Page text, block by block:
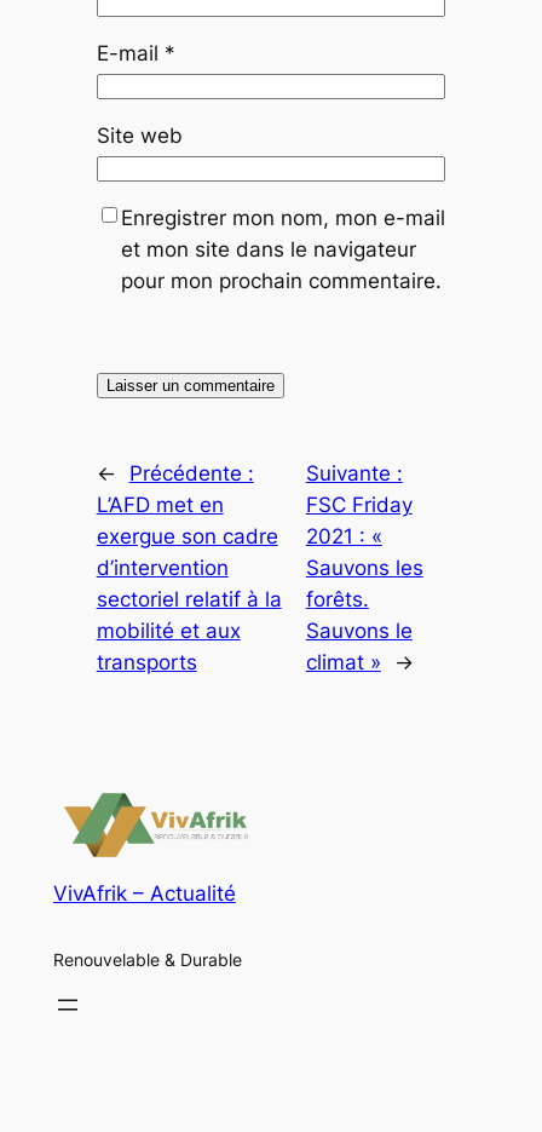
E-mail *
Site web
Enregistrer mon nom, mon e-mail
et mon site dans le navigateur
pour mon prochain commentaire.
←
Précédente :
L’AFD met en
exergue son cadre
d’intervention
sectoriel relatif à la
mobilité et aux
transports
Suivante :
FSC Friday
2021 : «
Sauvons les
forêts.
Sauvons le
climat »
→
VivAfrik – Actualité
Renouvelable & Durable